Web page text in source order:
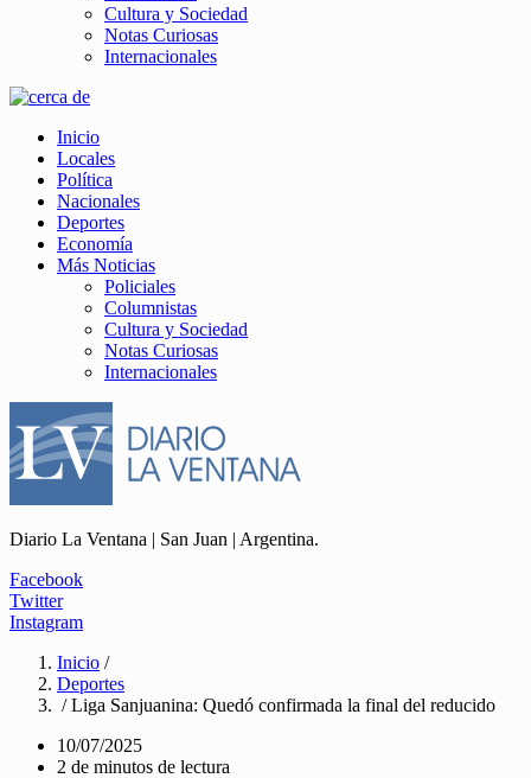
Cultura y Sociedad
Notas Curiosas
Internacionales
Inicio
Locales
Política
Nacionales
Deportes
Economía
Más Noticias
Policiales
Columnistas
Cultura y Sociedad
Notas Curiosas
Internacionales
Diario La Ventana | San Juan | Argentina.
Facebook
Twitter
Instagram
Inicio /
Deportes
/ Liga Sanjuanina: Quedó confirmada la final del reducido
10/07/2025
2 de minutos de lectura